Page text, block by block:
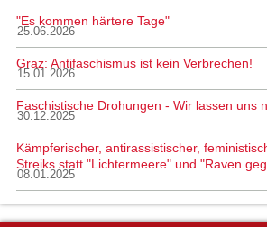
"Es kommen härtere Tage"
25.06.2026
Graz: Antifaschismus ist kein Verbrechen!
15.01.2026
Faschistische Drohungen - Wir lassen uns
30.12.2025
Kämpferischer, antirassistischer,
Streiks statt "Lichtermeere" und "Raven
08.01.2025